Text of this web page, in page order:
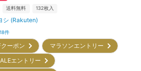
送料無料 132枚入
シ (Rakuten)
18件
ーポン
マラソンエントリー
エントリー